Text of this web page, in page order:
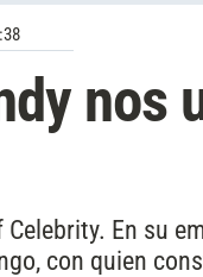
nos
En su
con quien